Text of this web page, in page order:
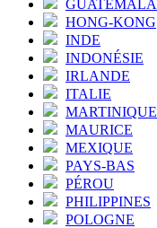
GUATEMALA
HONG-KONG
INDE
INDONÉSIE
IRLANDE
ITALIE
MARTINIQUE
MAURICE
MEXIQUE
PAYS-BAS
PÉROU
PHILIPPINES
POLOGNE